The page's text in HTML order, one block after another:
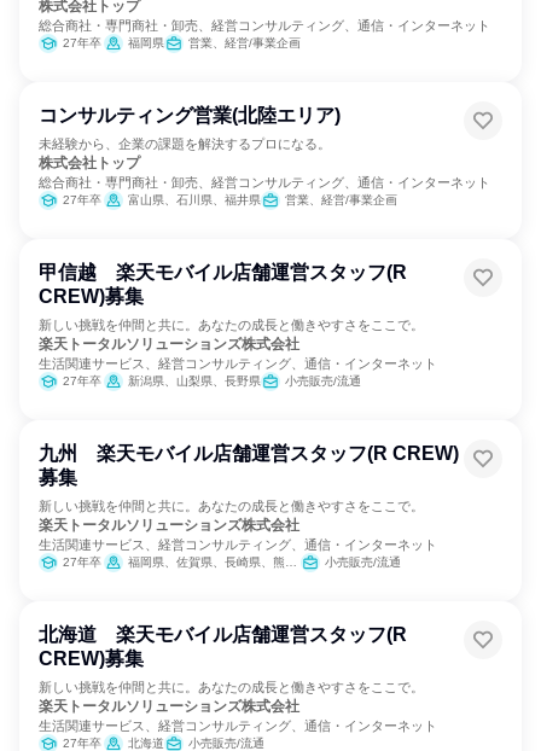
株式会社トップ
総合商社・専門商社・卸売、経営コンサルティング、通信・インターネット
27年卒 福岡県 営業、経営/事業企画
コンサルティング営業(北陸エリア)
未経験から、企業の課題を解決するプロになる。
株式会社トップ
総合商社・専門商社・卸売、経営コンサルティング、通信・インターネット
27年卒 富山県、石川県、福井県 営業、経営/事業企画
甲信越 楽天モバイル店舗運営スタッフ(R
CREW)募集
新しい挑戦を仲間と共に。あなたの成長と働きやすさをここで。
楽天トータルソリューションズ株式会社
生活関連サービス、経営コンサルティング、通信・インターネット
27年卒 新潟県、山梨県、長野県 小売販売/流通
九州 楽天モバイル店舗運営スタッフ(R CREW)
募集
新しい挑戦を仲間と共に。あなたの成長と働きやすさをここで。
楽天トータルソリューションズ株式会社
生活関連サービス、経営コンサルティング、通信・インターネット
27年卒 福岡県、佐賀県、長崎県、熊本県、大分県、宮崎県、鹿児島県 小売販売/流通
北海道 楽天モバイル店舗運営スタッフ(R
CREW)募集
新しい挑戦を仲間と共に。あなたの成長と働きやすさをここで。
楽天トータルソリューションズ株式会社
生活関連サービス、経営コンサルティング、通信・インターネット
27年卒 北海道 小売販売/流通